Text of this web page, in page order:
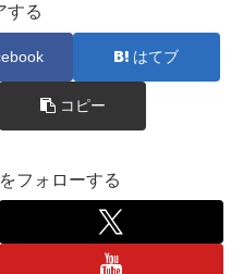
する
はてブ
コピー
フォローする